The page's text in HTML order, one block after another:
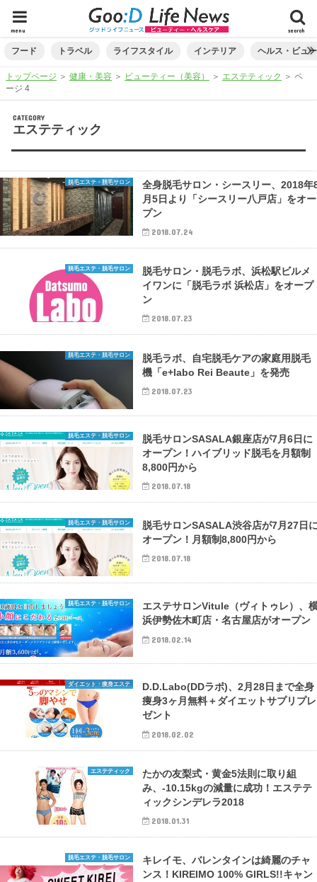
search
menu
フード トラベル ライフスタイル インテリア ヘルス・ビュ
トップページ ＞健康・美容 ＞ ビューティー（美容） ＞ エステティック ＞ペ
ージ 4
CATEGORY
エステティック
脱毛エステ・脱毛サロン
全身脱毛サロン・シースリー、2018年
月5日より「シースリー八戸店」をオー
プン
2018.07.24
脱毛エステ・脱毛サロン
脱毛サロン・脱毛ラボ、浜松駅ビルメ
イワンに「脱毛ラボ 浜松店」をオープ
ン
2018.07.23
脱毛エステ・脱毛サロン
脱毛ラボ、自宅脱毛ケアの家庭用脱毛
機「e+labo Rei Beaute」を発売
2018.07.23
脱毛エステ・脱毛サロン
脱毛サロンSASALA銀座店が7月6日に
オープン！ハイブリッド脱毛を月額制
8,800円から
2018.07.18
脱毛エステ・脱毛サロン
脱毛サロンSASALA渋谷店が7月27日
オープン！月額制8,800円から
2018.07.18
脱毛エステ・脱毛サロン
エステサロンVitule（ヴィトゥレ）、
浜伊勢佐木町店・名古屋店がオープン
2018.02.14
ダイエット・痩身エステ
D.D.Labo(DDラボ)、2月28日まで全身
痩身3ヶ月無料＋ダイエットサプリプレ
ゼント
2018.02.02
エステティック
たかの友梨式・黄金5法則に取り組
み、-10.15kgの減量に成功！エステテ
ィックシンデレラ2018
2018.01.31
脱毛エステ・脱毛サロン
キレイモ、バレンタインは綺麗のチャ
ンス！KIREIMO 100% GIRLS!!キャン